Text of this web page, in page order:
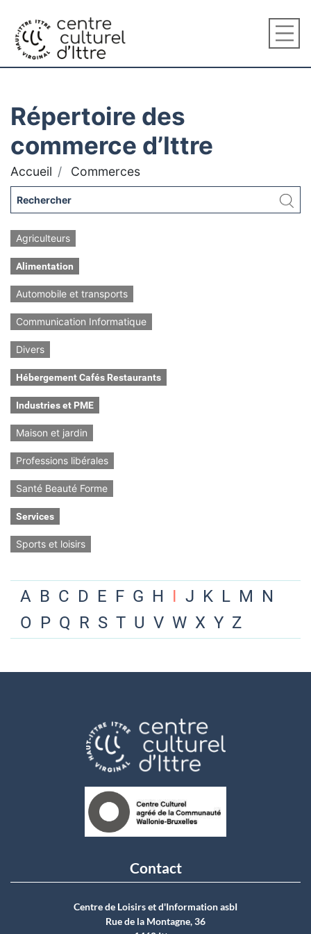
Répertoire des
commerce d’Ittre
Accueil Commerces
Agriculteurs
Alimentation
Automobile et transports
Communication Informatique
Divers
Hébergement Cafés Restaurants
Industries et PME
Maison et jardin
Professions libérales
Santé Beauté Forme
Services
Sports et loisirs
A B C D E F G H I J K L M N
O P Q R S T U V W X Y Z
Contact
Centre de Loisirs et d'Information asbI
Rue de la Montagne, 36